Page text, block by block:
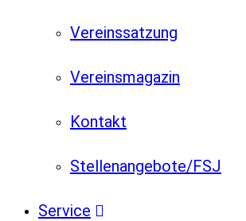
Vereinssatzung
Vereinsmagazin
Kontakt
Stellenangebote/FSJ
Service